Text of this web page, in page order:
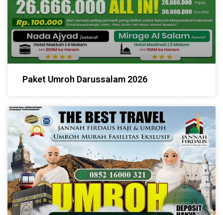
Paket Umroh Darussalam 2026